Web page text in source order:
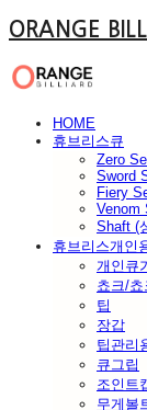
ORANGE
HOME
휴브리스큐
Zero
Sword
Fiery
Venom
Shaft (
휴브리스개인
개인큐
쵸크/쵸
팁
장갑
팁관리
큐그립
조인트
무게볼